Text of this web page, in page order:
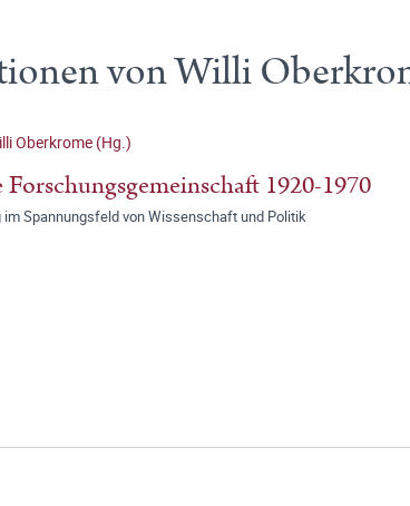
von Willi
Oberkrome (Hg.)
1920-1970
Spannungsfeld von Wissenschaft und Politik